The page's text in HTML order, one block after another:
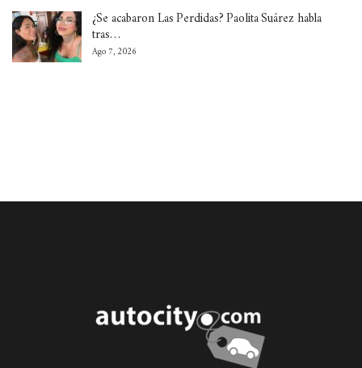
¿Se acabaron Las Perdidas? Paolita Suárez habla
tras…
Ago 7, 2026